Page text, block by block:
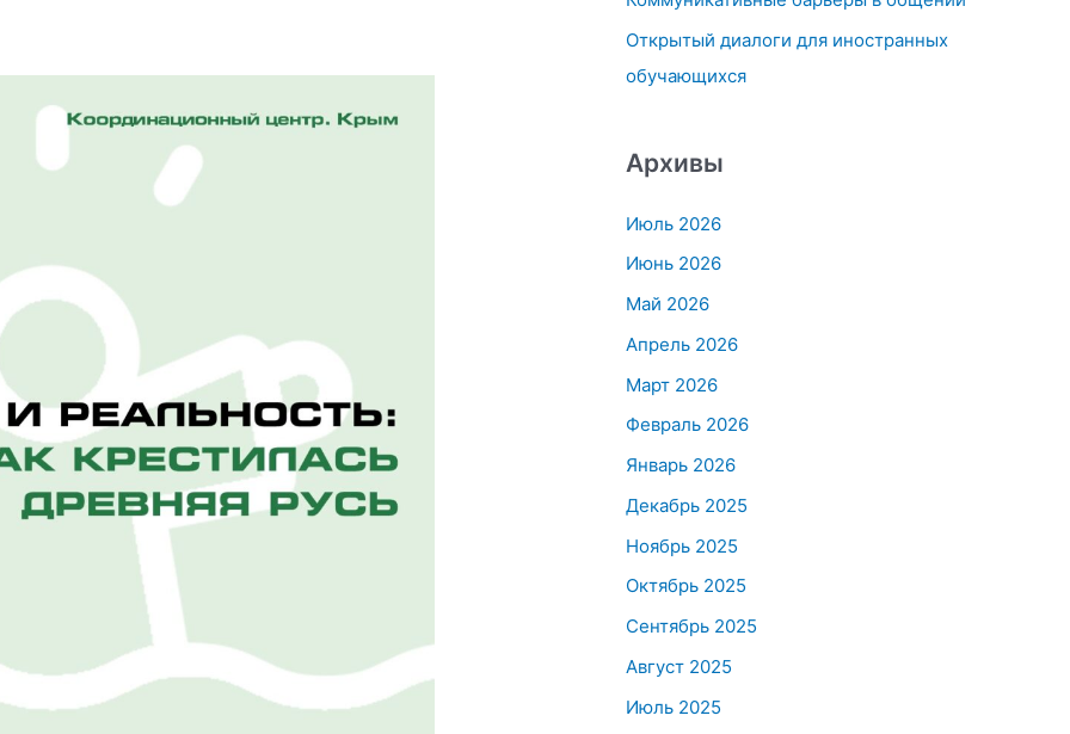
Открытый диалоги для иностранных
обучающихся
Архивы
Июль 2026
Июнь 2026
Май 2026
Апрель 2026
Март 2026
Февраль 2026
Январь 2026
Декабрь 2025
Ноябрь 2025
Октябрь 2025
Сентябрь 2025
Август 2025
Июль 2025